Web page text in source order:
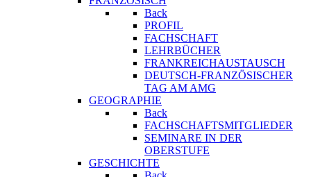
Back
PROFIL
FACHSCHAFT
LEHRBÜCHER
FRANKREICHAUSTAUSCH
DEUTSCH-FRANZÖSISCHER
TAG AM AMG
GEOGRAPHIE
Back
FACHSCHAFTSMITGLIEDER
SEMINARE IN DER
OBERSTUFE
GESCHICHTE